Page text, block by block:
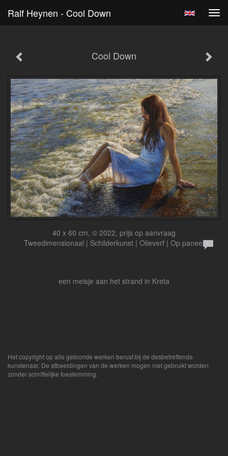
Ralf Heynen - Cool Down
Cool Down
40 x 60 cm, © 2022, prijs op aanvraag
Tweedimensionaal | Schilderkunst | Olieverf | Op paneel
een meisje aan het strand in Kreta
Het copyright op alle getoonde werken berust bij de desbetreffende
kunstenaar. De afbeeldingen van de werken mogen niet gebruikt worden
zonder schriftelijke toestemming.